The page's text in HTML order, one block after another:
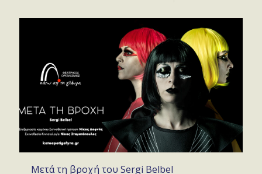
Μετά τη βροχή του Sergi Belbel